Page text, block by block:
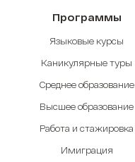
Программы
Языковые курсы
Каникулярные туры
Среднее образование
Высшее образование
Работа и стажировка
Имиграция